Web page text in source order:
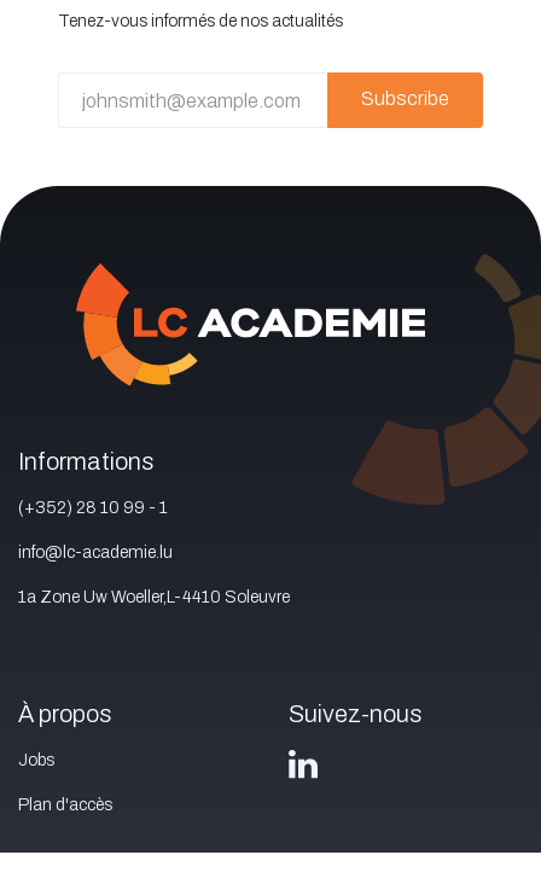
Tenez-vous informés de nos actualités
Subscribe
Informations
(+352) 28 10 99 - 1
info@lc-academie.lu
1a Zone Uw Woeller,L-4410 Soleuvre
À propos
Jobs
Plan d'accès
Suivez-nous